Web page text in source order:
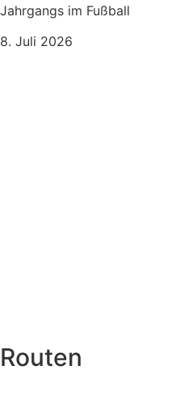
Jahrgangs im Fußball
8. Juli 2026
Routen